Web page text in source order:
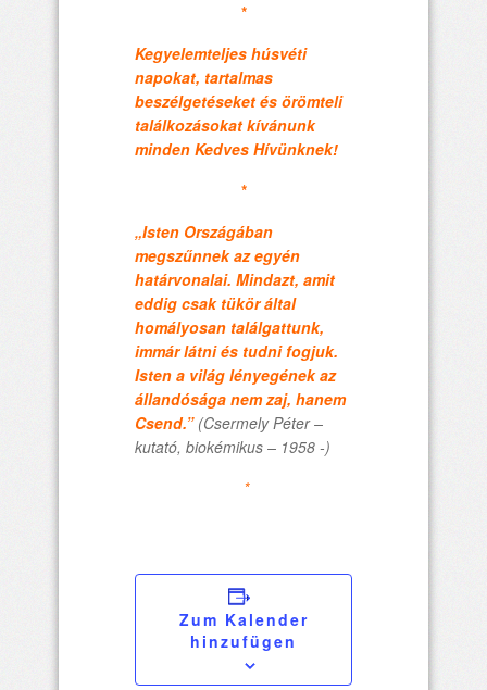
*
Kegyelemteljes húsvéti
napokat, tartalmas
beszélgetéseket és örömteli
találkozásokat kívánunk
minden Kedves Hívünknek!
*
„Isten Országában
megszűnnek az egyén
határvonalai. Mindazt, amit
eddig csak tükör által
homályosan találgattunk,
immár látni és tudni fogjuk.
Isten a világ lényegének az
állandósága nem zaj, hanem
Csend.” (Csermely Péter –
kutató, biokémikus – 1958 -)
*
Zum Kalender
hinzufügen